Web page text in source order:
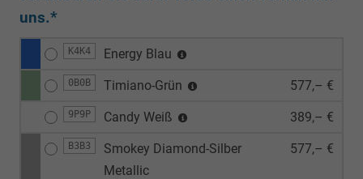
uns.*
K4K4 Energy Blau
0B0B Timiano-Grün 577,– €
9P9P Candy Weiß 389,– €
B3B3
Smokey Diamond-Silber
Metallic
577,– €